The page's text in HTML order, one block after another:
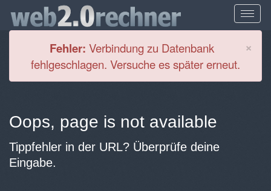
×
Fehler: Verbindung zu Datenbank
fehlgeschlagen. Versuche es später erneut.
Oops, page is not available
Tippfehler in der URL? Überprüfe deine
Eingabe.